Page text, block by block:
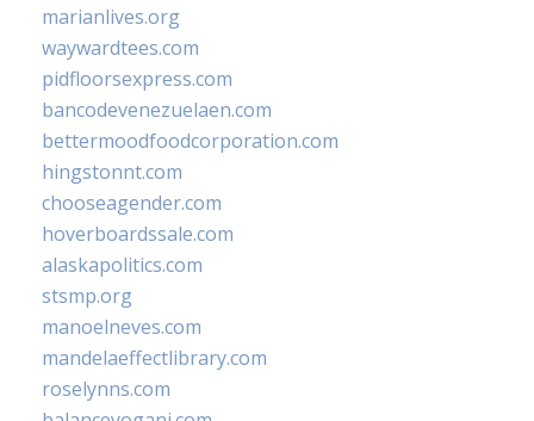
marianlives.org
waywardtees.com
pidfloorsexpress.com
bancodevenezuelaen.com
bettermoodfoodcorporation.com
hingstonnt.com
chooseagender.com
hoverboardssale.com
alaskapolitics.com
stsmp.org
manoelneves.com
mandelaeffectlibrary.com
roselynns.com